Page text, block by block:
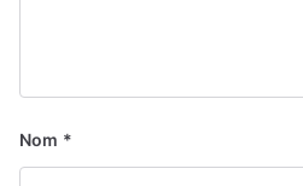
Nom *